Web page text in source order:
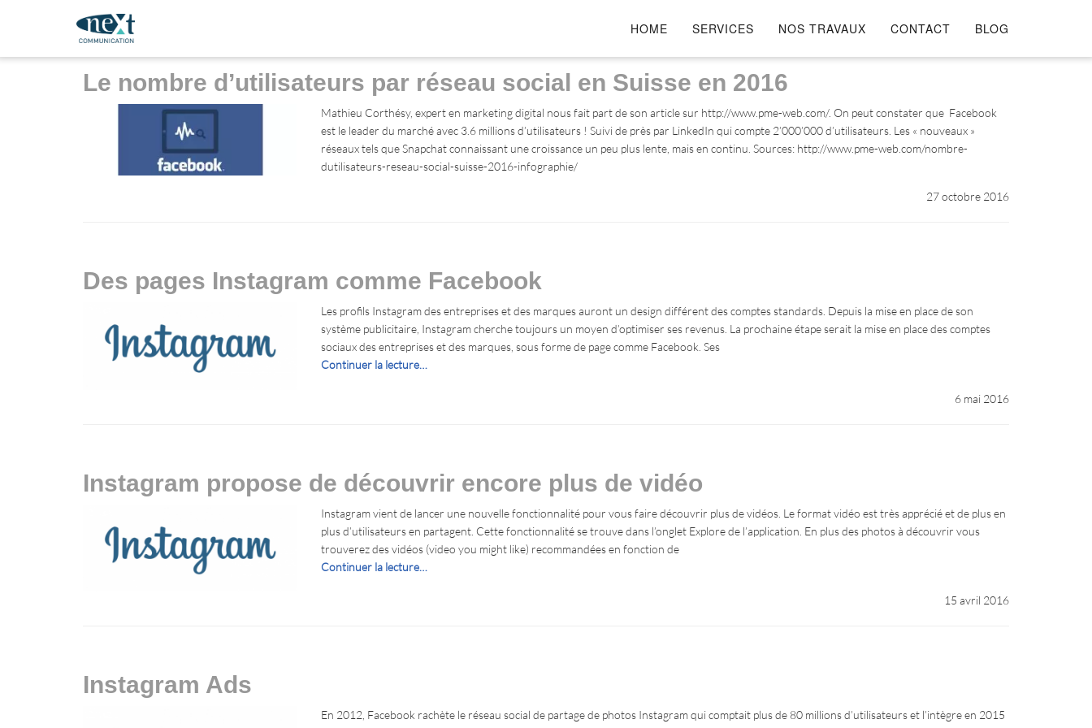
HOME SERVICES NOS TRAVAUX CONTACT BLOG
Le nombre d’utilisateurs par réseau social en Suisse en 2016
Mathieu Corthésy, expert en marketing digital nous fait part de son article sur http://www.pme-web.com/. On peut constater que Facebook
est le leader du marché avec 3.6 millions d’utilisateurs ! Suivi de près par LinkedIn qui compte 2’000’000 d’utilisateurs. Les « nouveaux »
réseaux tels que Snapchat connaissant une croissance un peu plus lente, mais en continu. Sources: http://www.pme-web.com/nombre-
dutilisateurs-reseau-social-suisse-2016-infographie/
27 octobre 2016
Des pages Instagram comme Facebook
Les profils Instagram des entreprises et des marques auront un design différent des comptes standards. Depuis la mise en place de son
système publicitaire, Instagram cherche toujours un moyen d’optimiser ses revenus. La prochaine étape serait la mise en place des comptes
sociaux des entreprises et des marques, sous forme de page comme Facebook. Ses
Continuer la lecture…
6 mai 2016
Instagram propose de découvrir encore plus de vidéo
Instagram vient de lancer une nouvelle fonctionnalité pour vous faire découvrir plus de vidéos. Le format vidéo est très apprécié et de plus en
plus d’utilisateurs en partagent. Cette fonctionnalité se trouve dans l’onglet Explore de l’application. En plus des photos à découvrir vous
trouverez des vidéos (video you might like) recommandées en fonction de
Continuer la lecture…
15 avril 2016
Instagram Ads
En 2012, Facebook rachète le réseau social de partage de photos Instagram qui comptait plus de 80 millions d’utilisateurs et l’intègre en 2015